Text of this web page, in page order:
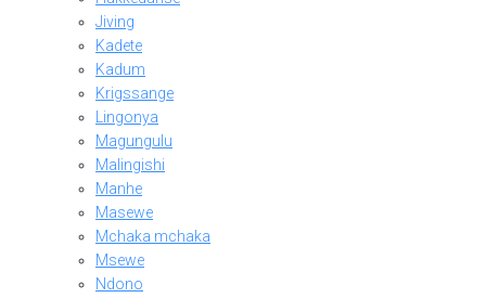
Jiving
Kadete
Kadum
Krigssange
Lingonya
Magungulu
Malingishi
Manhe
Masewe
Mchaka mchaka
Msewe
Ndono